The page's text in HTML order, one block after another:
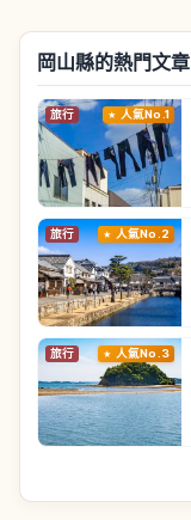
岡山縣的熱門文章
旅行 人氣No.1
旅行 人氣No.2
旅行 人氣No.3